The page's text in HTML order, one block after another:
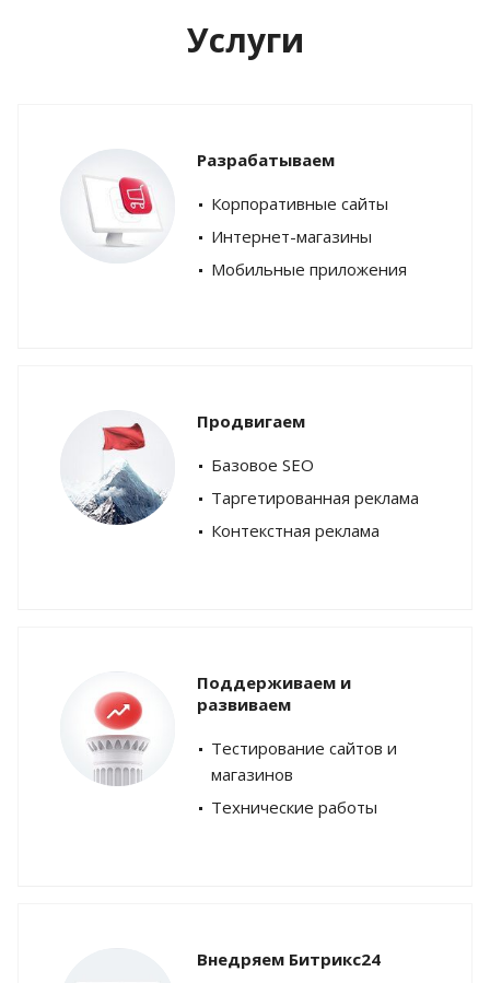
Услуги
Разрабатываем
Корпоративные сайты
Интернет-магазины
Мобильные приложения
Продвигаем
Базовое SEO
Таргетированная реклама
Контекстная реклама
Поддерживаем и
развиваем
Тестирование сайтов и
магазинов
Технические работы
Внедряем Битрикс24